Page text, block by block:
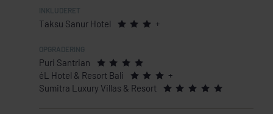
Taksu Sanur Hotel +
Puri Santrian
éL Hotel & Resort Bali
+
Sumitra Luxury Villas & Resort